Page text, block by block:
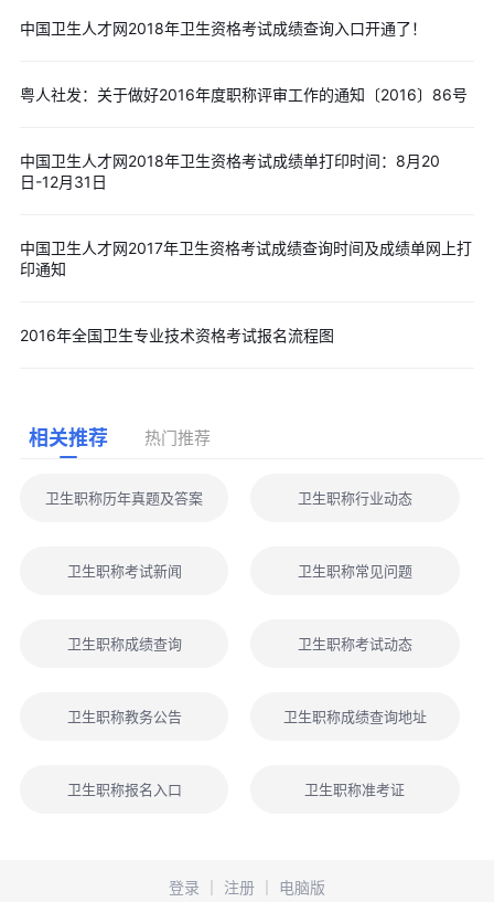
中国卫生人才网2018年卫生资格考试成绩查询入口开通了！
粤人社发：关于做好2016年度职称评审工作的通知〔2016〕86号
中国卫生人才网2018年卫生资格考试成绩单打印时间：8月20
日-12月31日
中国卫生人才网2017年卫生资格考试成绩查询时间及成绩单网上打
印通知
2016年全国卫生专业技术资格考试报名流程图
相关推荐 热门推荐
卫生职称历年真题及答案 卫生职称行业动态
卫生职称考试新闻 卫生职称常见问题
卫生职称成绩查询 卫生职称考试动态
卫生职称教务公告 卫生职称成绩查询地址
卫生职称报名入口 卫生职称准考证
登录 注册 电脑版